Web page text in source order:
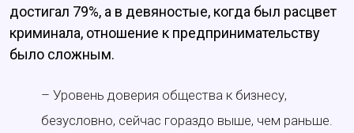
достигал 79%, а в девяностые, когда был расцвет
криминала, отношение к предпринимательству
было сложным.
– Уровень доверия общества к бизнесу,
безусловно, сейчас гораздо выше, чем раньше.